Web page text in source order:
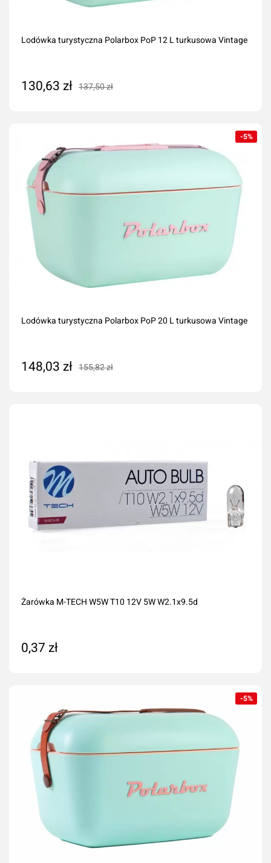
Lodówka turystyczna Polarbox PoP 12 L turkusowa Vintage
130,63 zł 137,50 zł
-5%
Lodówka turystyczna Polarbox PoP 20 L turkusowa Vintage
148,03 zł 155,82 zł
Żarówka M-TECH W5W T10 12V 5W W2.1x9.5d
0,37 zł
-5%